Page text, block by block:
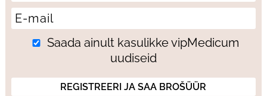
Saada ainult kasulikke vipMedicum
uudiseid